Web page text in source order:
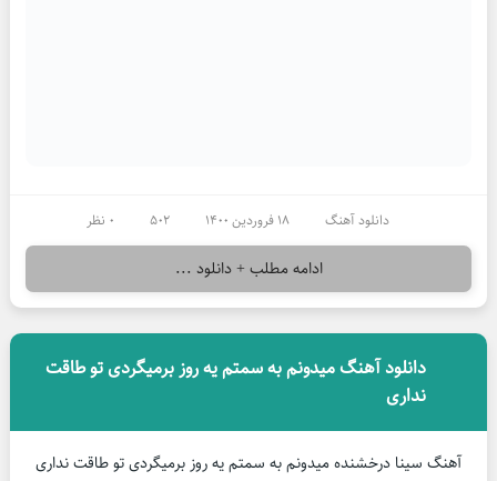
دانلود آهنگ 18 فروردین 1400 502 0 نظر
ادامه مطلب + دانلود ...
دانلود آهنگ میدونم به سمتم یه روز برمیگردی تو طاقت
نداری
آهنگ سینا درخشنده میدونم به سمتم یه روز برمیگردی تو طاقت نداری